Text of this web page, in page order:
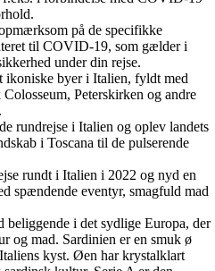
på de specifikke
til COVID-19, som gælder i
under din rejse.
ikoniske byer i Italien, fyldt med
Peterskirken og andre
rundrejse i Italien og oplev landets
i Toscana til de pulserende
rundt i Italien i 2022 og nyd en
spændende eventyr, smagfuld mad
beliggende i det sydlige Europa, der
og mad. Sardinien er en smuk ø
kyst. Øen har krystalklart